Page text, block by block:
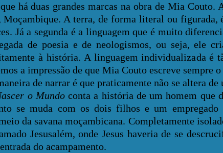
duas grandes marcas na obra de Mia Couto.
Moçambique. A terra, de forma literal ou figurada,
Já a segunda é a linguagem que é muito
de poesia e de neologismos, ou seja, ele
à história. A linguagem individualizada é
a impressão de que Mia Couto escreve sempre
de narrar é que praticamente não se altera
o Mundoconta a história de um homem que
se muda com os dois filhos e um empregado
da savana moçambicana. Completamente
Jesusalém, onde Jesus haveria de se
do acampamento.